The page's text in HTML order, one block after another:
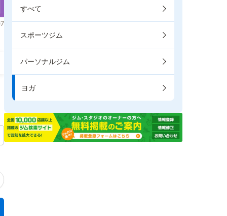
すべて
スポーツジム
パーソナルジム
ヨガ